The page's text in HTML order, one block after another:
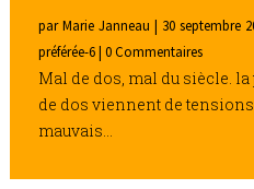
parMarie Janneau | 30 septembre
préférée-6| 0 Commentaires
Mal de dos, mal du siècle.
de dos viennent de
mauvais...